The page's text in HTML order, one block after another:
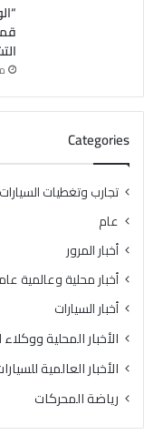
Categories
تجارب وتغطيات السيارات
عام
أخبار المرور
أخبار محلية وعالمية
أخبار السيارات
الأخبار المحلية
الأخبار العالمية
رياضة المحركات